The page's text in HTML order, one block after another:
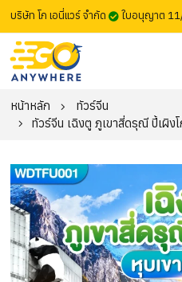
บริษัท โก เอนี่แวร์ จำกัด ใบอนุญาต
หน้าหลัก
ทัวร์จีน
ทัวร์จีน เฉิงตู ภูเขาสี่ดรุณี ปี้เผิง